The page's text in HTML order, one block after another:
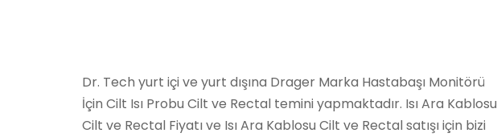
Dr. Tech yurt içi ve yurt dışına Drager Marka Hastabaşı Monitörü
İçin Cilt Isı Probu Cilt ve Rectal temini yapmaktadır. Isı Ara Kablosu
Cilt ve Rectal Fiyatı ve Isı Ara Kablosu Cilt ve Rectal satışı için bizi